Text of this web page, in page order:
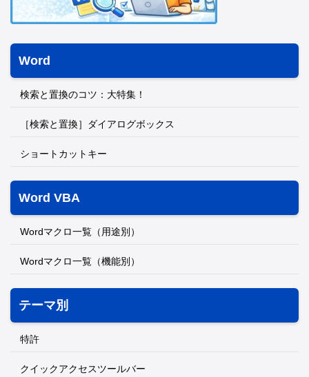
Word
検索と置換のコツ：大特集！
［検索と置換］ダイアログボックス
ショートカットキー
Word VBA
Wordマクロ一覧（用途別）
Wordマクロ一覧（機能別）
テーマ別
特許
クイックアクセスツールバー